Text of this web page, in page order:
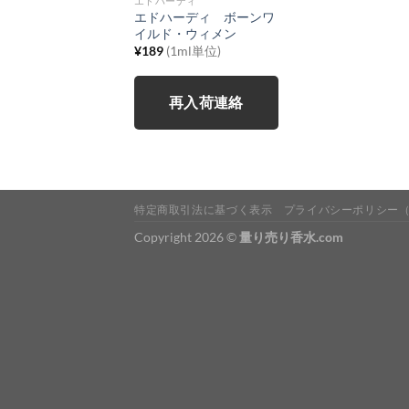
エドハーディ ボーンワ
イルド・ウィメン
¥189 (1ml単位)
再入荷連絡
特定商取引法に基づく表示 プライバシーポリシー
Copyright 2026 ©量り売り香水.com